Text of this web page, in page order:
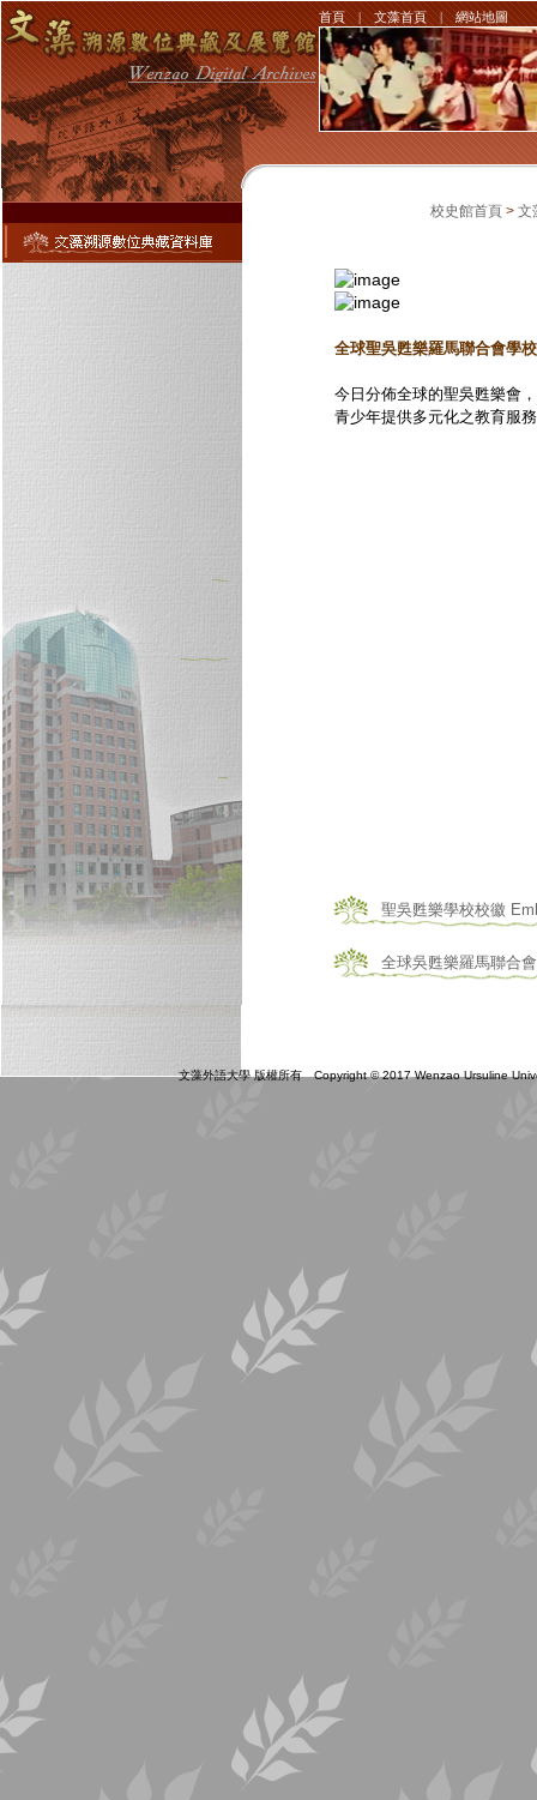
首頁|文藻首頁|網站地圖
校史館首頁 > 文
全球聖吳甦樂羅馬聯合會學校
今日分佈全球的聖吳甦樂會
青少年提供多元化之教育服
聖吳甦樂學校校徽
全球吳甦樂羅馬聯合
文藻外語大學 版權所有 Copyright © 2017 Wenzao Ursuline